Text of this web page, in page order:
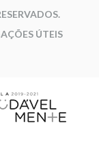
ÚTEIS